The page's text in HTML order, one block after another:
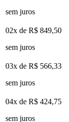
sem juros
02x de R$ 849,50
sem juros
03x de R$ 566,33
sem juros
04x de R$ 424,75
sem juros